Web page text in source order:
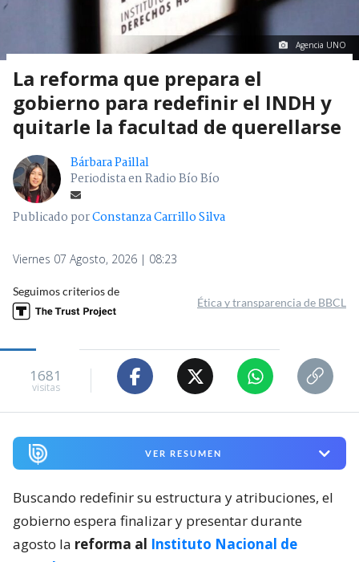
Agencia UNO
La reforma que prepara el
gobierno para redefinir el INDH y
quitarle la facultad de querellarse
Bárbara Paillal
Periodista en Radio Bío Bío
Publicado porConstanza Carrillo Silva
Viernes 07 Agosto, 2026 | 08:23
Seguimos criterios de
Ética y transparencia de BBCL
1681
visitas
VER RESUMEN
Buscando redefinir su estructura y atribuciones, el
gobierno espera finalizar y presentar durante
agosto la reforma al Instituto Nacional de